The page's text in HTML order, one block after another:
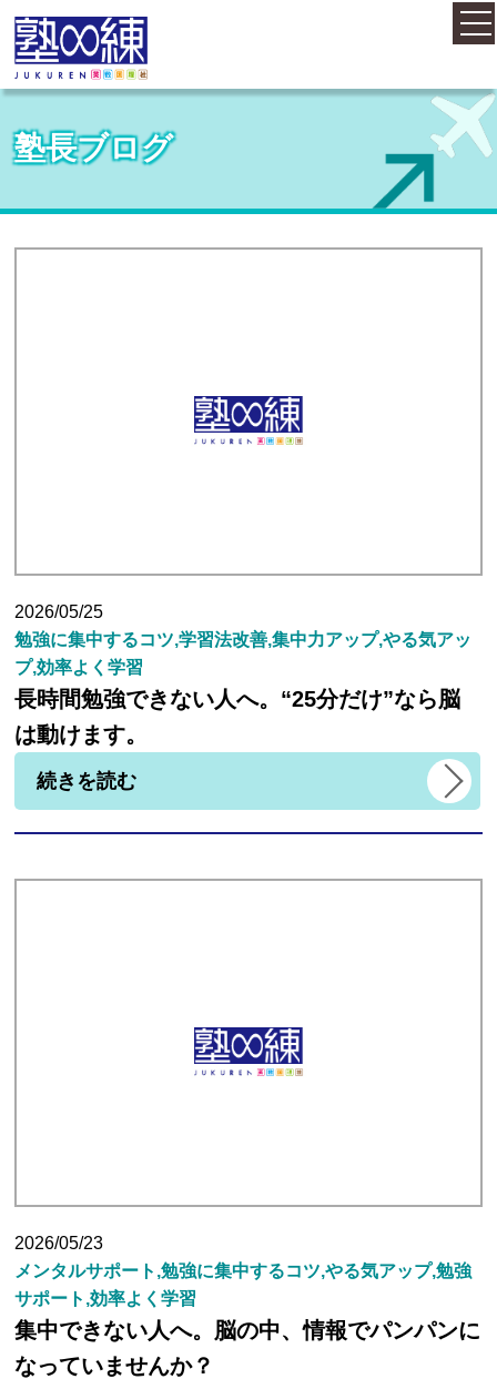
ホーム
コース案内
料金案内
小学生
中学生
大学受験の方
生徒さんの塾∞練体験インタビュー
合格実績
よくあるご質問
塾長ブログ
2026/05/25
勉強に集中するコツ,学習法改善,集中力アップ,やる気アッ
プ,効率よく学習
長時間勉強できない人へ。“25分だけ”なら脳
は動けます。
続きを読む
2026/05/23
メンタルサポート,勉強に集中するコツ,やる気アップ,勉強
サポート,効率よく学習
集中できない人へ。脳の中、情報でパンパンに
なっていませんか？